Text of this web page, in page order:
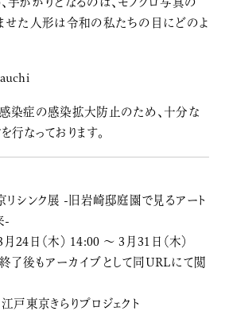
せた人形は令和の私たちの目にどのよ
染症の感染拡大防止のため、十分な
なっております。
シンク展 -旧岩崎邸庭園で見るアート
-
24日（木） 14:00 〜 3月31日（木）
了後もアーカイブとして同URLにて閲
東京きらりプロジェクト